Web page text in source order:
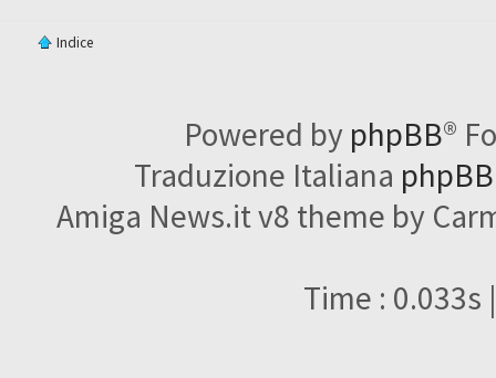
Indice
Powered by phpBB®
Traduzione Italiana
Amiga News.it v8 theme by
Time : 0.033s